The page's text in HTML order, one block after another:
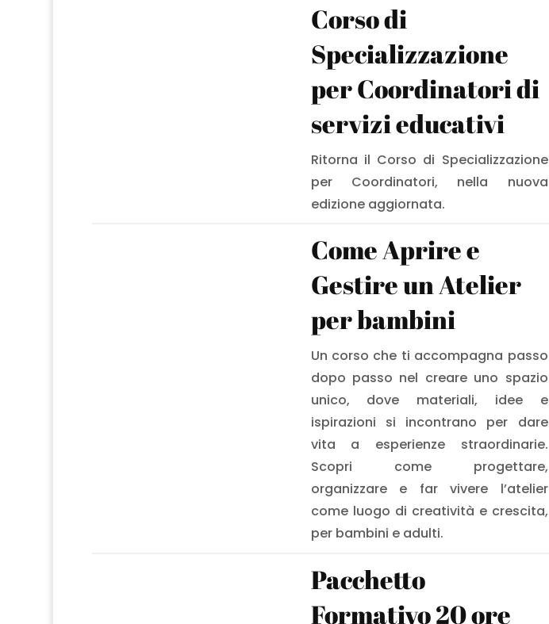
Corso di
Specializzazione
per Coordinatori di
servizi educativi
Ritorna il Corso di Specializzazione
per Coordinatori, nella nuova
edizione aggiornata.
Come Aprire e
Gestire un Atelier
per bambini
Un corso che ti accompagna passo
dopo passo nel creare uno spazio
unico, dove materiali, idee e
ispirazioni si incontrano per dare
vita a esperienze straordinarie.
Scopri come progettare,
organizzare e far vivere l’atelier
come luogo di creatività e crescita,
per bambini e adulti.
Pacchetto
Formativo 20 ore